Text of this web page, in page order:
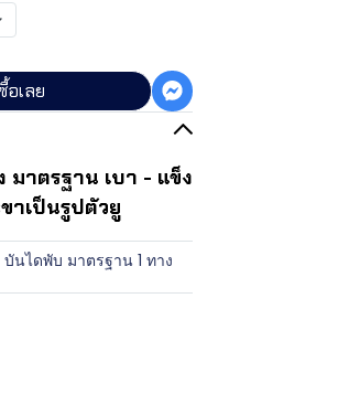
อเลย
มาตรฐาน เบา - แข็ง
าเป็นรูปตัวยู
นไดพับ มาตรฐาน 1 ทาง